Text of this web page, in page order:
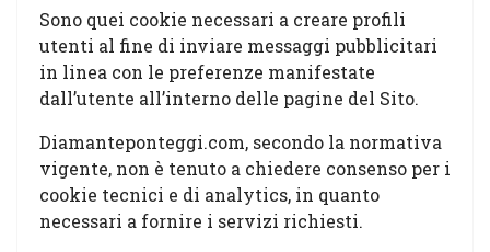
Sono quei cookie necessari a creare profili
utenti al fine di inviare messaggi pubblicitari
in linea con le preferenze manifestate
dall’utente all’interno delle pagine del Sito.
Diamanteponteggi.com, secondo la normativa
vigente, non è tenuto a chiedere consenso per i
cookie tecnici e di analytics, in quanto
necessari a fornire i servizi richiesti.